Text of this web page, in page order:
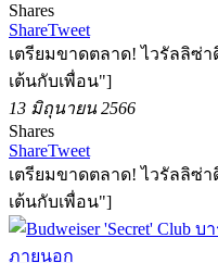
Shares
ShareTweet
เตรียมขาดตลาด! ไวรัลลิซ่
เต้นกับเพื่อน"]
13 มิถุนายน 2566
Shares
ShareTweet
เตรียมขาดตลาด! ไวรัลลิซ่
เต้นกับเพื่อน"]